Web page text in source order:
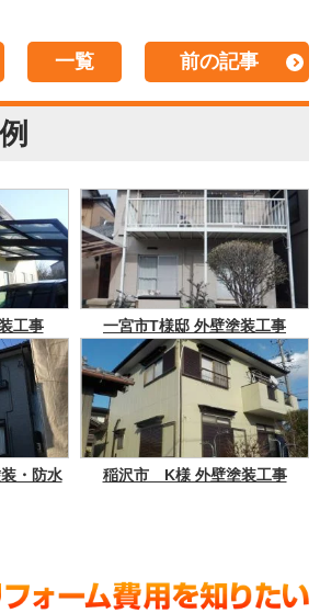
一覧 前の記事
工事 一宮市T様邸 外壁塗装工事
・防水
稲沢市 K様 外壁塗装工事